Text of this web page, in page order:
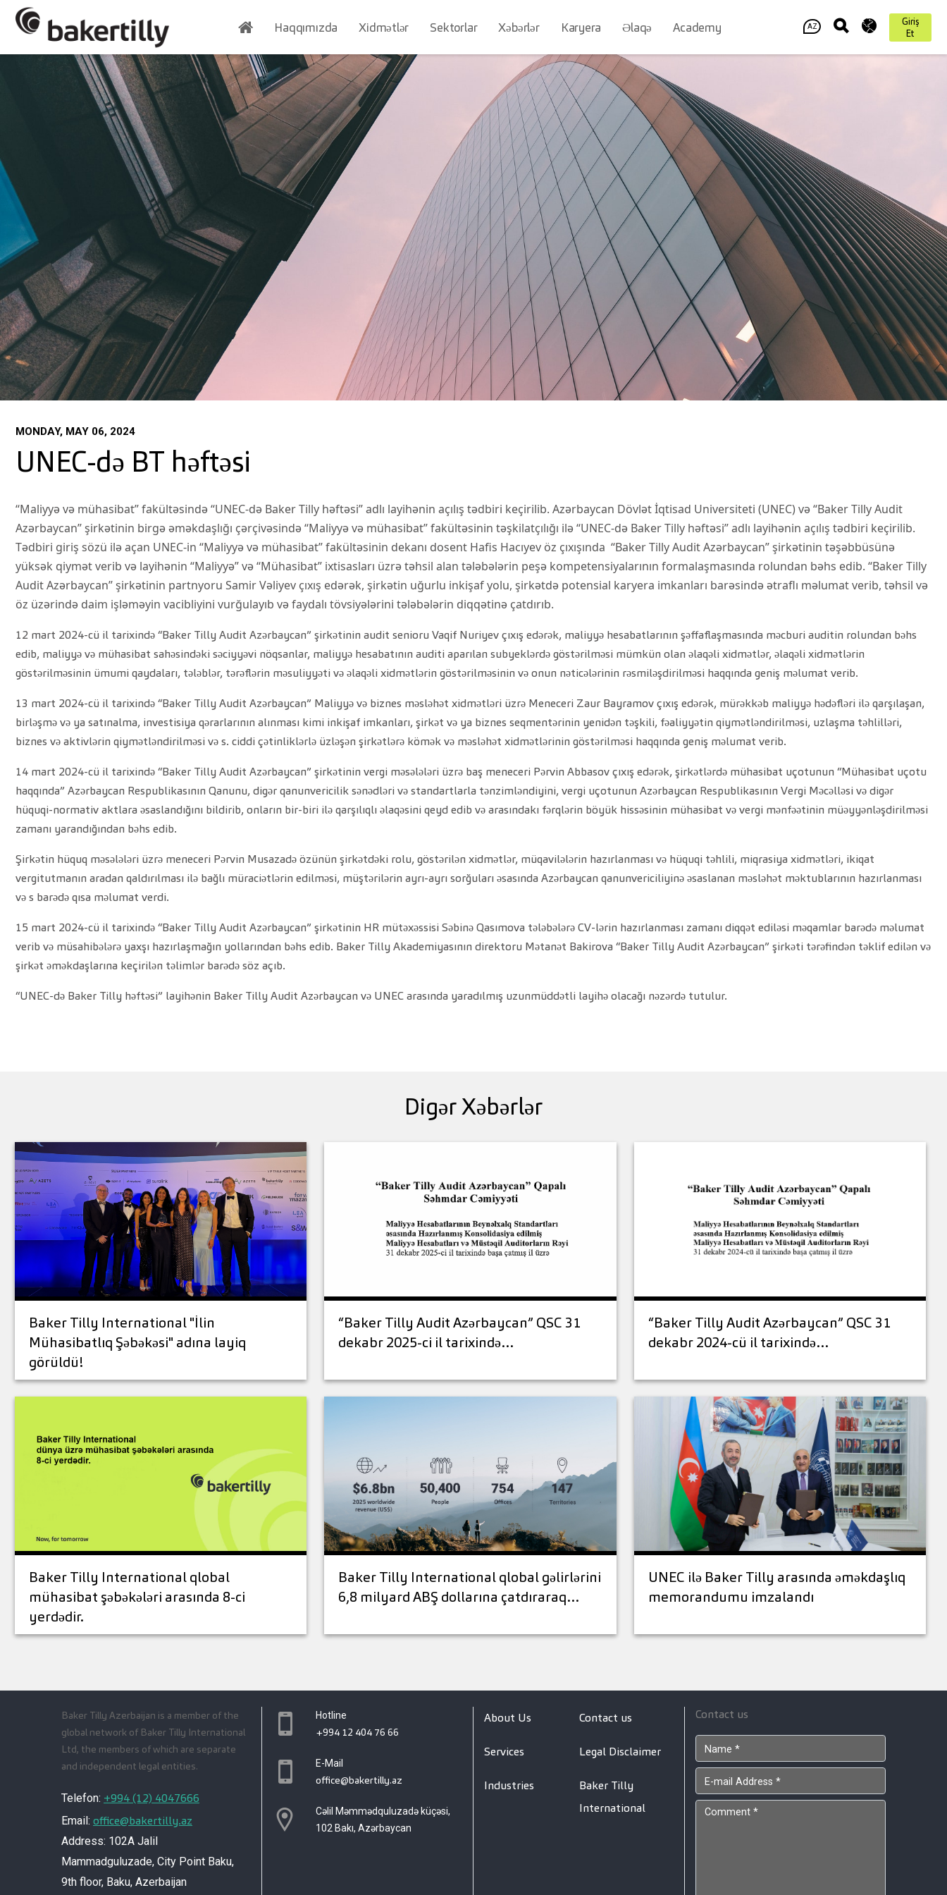
Haqqımızda Xidmətlər Sektorlar Xəbərlər Karyera Əlaqə Academy AZ
Giriş
Et
MONDAY, MAY 06, 2024
UNEC-də BT həftəsi
“Maliyyə və mühasibat” fakültəsində “UNEC-də Baker Tilly həftəsi” adlı layihənin açılış tədbiri keçirilib. Azərbaycan Dövlət İqtisad Universiteti (UNEC) və “Baker Tilly Audit
Azərbaycan” şirkətinin birgə əməkdaşlığı çərçivəsində “Maliyyə və mühasibat” fakültəsinin təşkilatçılığı ilə “UNEC-də Baker Tilly həftəsi” adlı layihənin açılış tədbiri keçirilib.
Tədbiri giriş sözü ilə açan UNEC-in “Maliyyə və mühasibat” fakültəsinin dekanı dosent Hafis Hacıyev öz çıxışında “Baker Tilly Audit Azərbaycan” şirkətinin təşəbbüsünə
yüksək qiymət verib və layihənin “Maliyyə” və “Mühasibat” ixtisasları üzrə təhsil alan tələbələrin peşə kompetensiyalarının formalaşmasında rolundan bəhs edib. “Baker Tilly
Audit Azərbaycan” şirkətinin partnyoru Samir Vəliyev çıxış edərək, şirkətin uğurlu inkişaf yolu, şirkətdə potensial karyera imkanları barəsində ətraflı məlumat verib, təhsil və
öz üzərində daim işləməyin vacibliyini vurğulayıb və faydalı tövsiyələrini tələbələrin diqqətinə çatdırıb.
12 mart 2024-cü il tarixində “Baker Tilly Audit Azərbaycan” şirkətinin audit senioru Vaqif Nuriyev çıxış edərək, maliyyə hesabatlarının şəffaflaşmasında məcburi auditin rolundan bəhs
edib, maliyyə və mühasibat sahəsindəki səciyyəvi nöqsanlar, maliyyə hesabatının auditi aparılan subyeklərdə göstərilməsi mümkün olan əlaqəli xidmətlər, əlaqəli xidmətlərin
göstərilməsinin ümumi qaydaları, tələblər, tərəflərin məsuliyyəti və əlaqəli xidmətlərin göstərilməsinin və onun nəticələrinin rəsmiləşdirilməsi haqqında geniş məlumat verib.
13 mart 2024-cü il tarixində “Baker Tilly Audit Azərbaycan” Maliyyə və biznes məsləhət xidmətləri üzrə Meneceri Zaur Bayramov çıxış edərək, mürəkkəb maliyyə hədəfləri ilə qarşılaşan,
birləşmə və ya satınalma, investisiya qərarlarının alınması kimi inkişaf imkanları, şirkət və ya biznes seqmentərinin yenidən təşkili, fəaliyyətin qiymətləndirilməsi, uzlaşma təhlilləri,
biznes və aktivlərin qiymətləndirilməsi və s. ciddi çətinliklərlə üzləşən şirkətlərə kömək və məsləhət xidmətlərinin göstərilməsi haqqında geniş məlumat verib.
14 mart 2024-cü il tarixində “Baker Tilly Audit Azərbaycan” şirkətinin vergi məsələləri üzrə baş meneceri Pərvin Abbasov çıxış edərək, şirkətlərdə mühasibat uçotunun “Mühasibat uçotu
haqqında” Azərbaycan Respublikasının Qanunu, digər qanunvericilik sənədləri və standartlarla tənzimləndiyini, vergi uçotunun Azərbaycan Respublikasının Vergi Məcəlləsi və digər
hüquqi-normativ aktlara əsaslandığını bildirib, onların bir-biri ilə qarşılıqlı əlaqəsini qeyd edib və arasındakı fərqlərin böyük hissəsinin mühasibat və vergi mənfəətinin müəyyənləşdirilməsi
zamanı yarandığından bəhs edib.
Şirkətin hüquq məsələləri üzrə meneceri Pərvin Musazadə özünün şirkətdəki rolu, göstərilən xidmətlər, müqavilələrin hazırlanması və hüquqi təhlili, miqrasiya xidmətləri, ikiqat
vergitutmanın aradan qaldırılması ilə bağlı müraciətlərin edilməsi, müştərilərin ayrı-ayrı sorğuları əsasında Azərbaycan qanunvericiliyinə əsaslanan məsləhət məktublarının hazırlanması
və s barədə qısa məlumat verdi.
15 mart 2024-cü il tarixində “Baker Tilly Audit Azərbaycan” şirkətinin HR mütəxəssisi Səbinə Qasımova tələbələrə CV-lərin hazırlanması zamanı diqqət ediləsi məqamlar barədə məlumat
verib və müsahibələrə yaxşı hazırlaşmağın yollarından bəhs edib. Baker Tilly Akademiyasının direktoru Mətanət Bakirova “Baker Tilly Audit Azərbaycan” şirkəti tərəfindən təklif edilən və
şirkət əməkdaşlarına keçirilən təlimlər barədə söz açıb.
“UNEC-də Baker Tilly həftəsi” layihənin Baker Tilly Audit Azərbaycan və UNEC arasında yaradılmış uzunmüddətli layihə olacağı nəzərdə tutulur.
Digər Xəbərlər
Baker Tilly International "İlin
Mühasibatlıq Şəbəkəsi" adına layiq
görüldü!
“Baker Tilly Audit Azərbaycan” QSC 31
dekabr 2025-ci il tarixində…
“Baker Tilly Audit Azərbaycan” QSC 31
dekabr 2024-cü il tarixində…
Baker Tilly International qlobal
mühasibat şəbəkələri arasında 8-ci
yerdədir.
Baker Tilly International qlobal gəlirlərini
6,8 milyard ABŞ dollarına çatdıraraq…
UNEC ilə Baker Tilly arasında əməkdaşlıq
memorandumu imzalandı
Baker Tilly Azerbaijan is a member of the
global network of Baker Tilly International
Ltd, the members of which are separate
and independent legal entities.
Telefon: +994 (12) 4047666
Email: office@bakertilly.az
Address: 102A Jalil
Mammadguluzade, City Point Baku,
9th floor, Baku, Azerbaijan
Hotline
+994 12 404 76 66
E-Mail
office@bakertilly.az
Cəlil Məmmədquluzadə küçəsi,
102 Bakı, Azərbaycan
About Us
Services
Industries
Contact us
Legal Disclaimer
Baker Tilly
International
Contact us